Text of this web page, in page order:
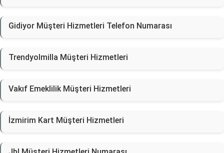
Gidiyor Müşteri Hizmetleri Telefon Numarası
Trendyolmilla Müşteri Hizmetleri
Vakıf Emeklilik Müşteri Hizmetleri
İzmirim Kart Müşteri Hizmetleri